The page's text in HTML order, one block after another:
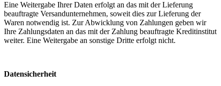
Eine Weitergabe Ihrer Daten erfolgt an das mit der Lieferung
beauftragte Versandunternehmen, soweit dies zur Lieferung der
Waren notwendig ist. Zur Abwicklung von Zahlungen geben wir
Ihre Zahlungsdaten an das mit der Zahlung beauftragte Kreditinstitut
weiter. Eine Weitergabe an sonstige Dritte erfolgt nicht.
Datensicherheit